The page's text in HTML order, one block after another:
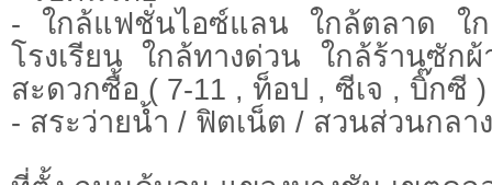
- ใกล้แฟชั่นไอซ์แลน ใกล้ตลาด ใก
โรงเรียน ใกล้ทางด่วน ใกล้ร้านซั
สะดวกซื้อ ( 7-11 , ท็อป , ซีเจ , บิ๊กซี )
- สระว่ายน้ำ / ฟิตเน็ต / สวนส่วนกลาง